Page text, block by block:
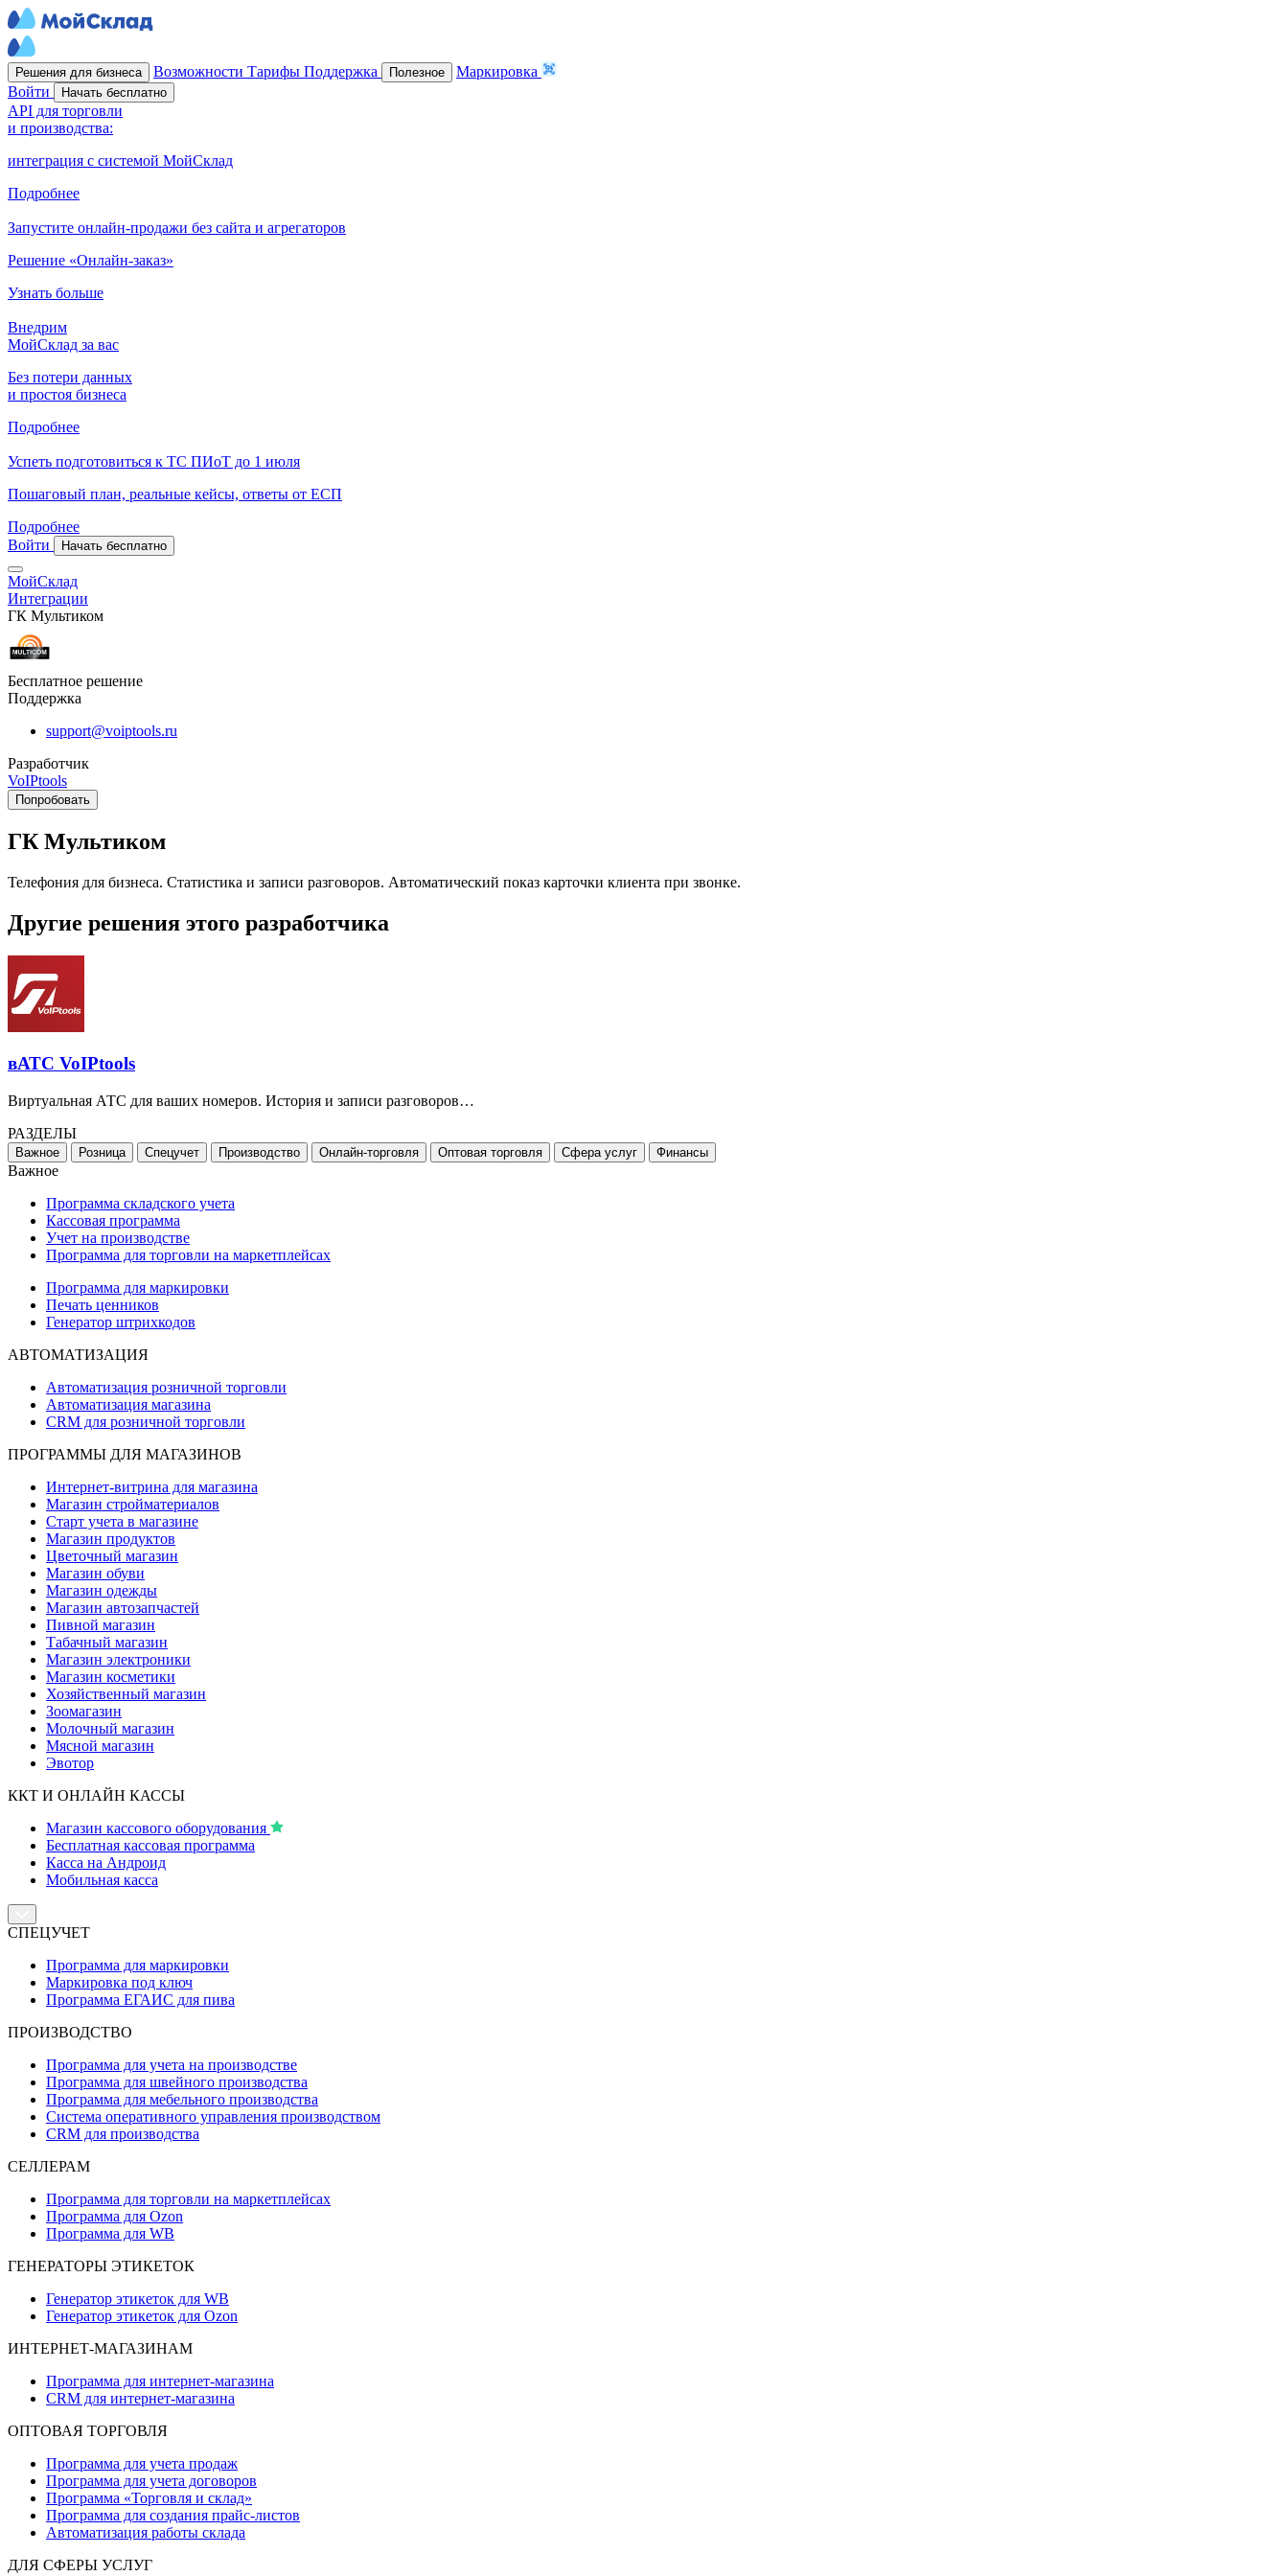
Решения для бизнеса Возможности Тарифы Поддержка Полезное
Маркировка
Войти
Начать бесплатно
API для торговли
и производства:
интеграция с системой МойСклад
Подробнее
Запустите онлайн-продажи без сайта и агрегаторов
Решение «Онлайн-заказ»
Узнать больше
Внедрим
МойСклад за вас
Без потери данных
и простоя бизнеса
Подробнее
Успеть подготовиться к ТС ПИоТ до 1 июля
Пошаговый план, реальные кейсы, ответы от ЕСП
Подробнее
Войти
Начать бесплатно
МойСклад
Интеграции
ГК Мультиком
Бесплатное решение
Поддержка
support@voiptools.ru
Разработчик
VoIPtools
Попробовать
ГК Мультиком
Телефония для бизнеса. Статистика и записи разговоров. Автоматический показ карточки клиента при звонке.
Другие решения этого разработчика
вАТС VoIPtools
Виртуальная АТС для ваших номеров. История и записи разговоров…
РАЗДЕЛЫ
Важное Розница Спецучет Производство Онлайн-торговля Оптовая торговля Сфера услуг Финансы
Важное
Программа складского учета
Кассовая программа
Учет на производстве
Программа для торговли на маркетплейсах
Программа для маркировки
Печать ценников
Генератор штрихкодов
АВТОМАТИЗАЦИЯ
Автоматизация розничной торговли
Автоматизация магазина
CRM для розничной торговли
ПРОГРАММЫ ДЛЯ МАГАЗИНОВ
Интернет-витрина для магазина
Магазин стройматериалов
Старт учета в магазине
Магазин продуктов
Цветочный магазин
Магазин обуви
Магазин одежды
Магазин автозапчастей
Пивной магазин
Табачный магазин
Магазин электроники
Магазин косметики
Хозяйственный магазин
Зоомагазин
Молочный магазин
Мясной магазин
Эвотор
ККТ И ОНЛАЙН КАССЫ
Магазин кассового оборудования
Бесплатная кассовая программа
Касса на Андроид
Мобильная касса
СПЕЦУЧЕТ
Программа для маркировки
Маркировка под ключ
Программа ЕГАИС для пива
ПРОИЗВОДСТВО
Программа для учета на производстве
Программа для швейного производства
Программа для мебельного производства
Система оперативного управления производством
CRM для производства
СЕЛЛЕРАМ
Программа для торговли на маркетплейсах
Программа для Ozon
Программа для WB
ГЕНЕРАТОРЫ ЭТИКЕТОК
Генератор этикеток для WB
Генератор этикеток для Ozon
ИНТЕРНЕТ-МАГАЗИНАМ
Программа для интернет-магазина
CRM для интернет-магазина
ОПТОВАЯ ТОРГОВЛЯ
Программа для учета продаж
Программа для учета договоров
Программа «Торговля и склад»
Программа для создания прайс‑листов
Автоматизация работы склада
ДЛЯ СФЕРЫ УСЛУГ